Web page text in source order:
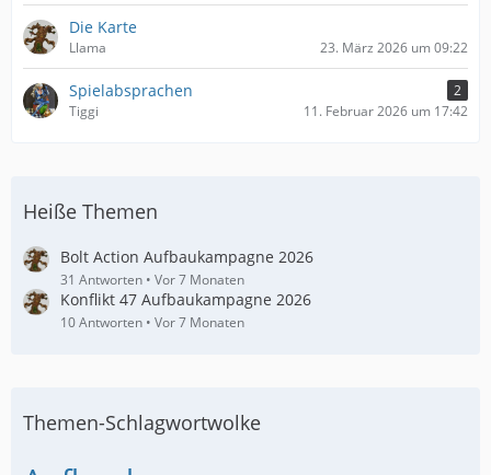
Die Karte
Llama 23. März 2026 um 09:22
Spielabsprachen
2
Tiggi
11. Februar 2026 um 17:42
Heiße Themen
Bolt Action Aufbaukampagne 2026
31 Antworten Vor 7 Monaten
Konflikt 47 Aufbaukampagne 2026
10 Antworten Vor 7 Monaten
Themen-Schlagwortwolke